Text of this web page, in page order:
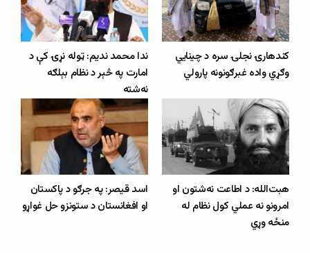
کندهارۍ نجلۍ سره د چینایي
وګړي واده غبرګونونه پارولي
ندا محمد ندیم: ټوله نړۍ کې د
امارت په څېر د نظام بېلګه
نه‌شته
هبت‌الله: د اطاعت نه‌شتون او
امرونو نه عملي کول نظام له
منځه وړي
اسد قیصر: په جرګو د پاکستان
او افغانستان د ستونزو حل غواړو